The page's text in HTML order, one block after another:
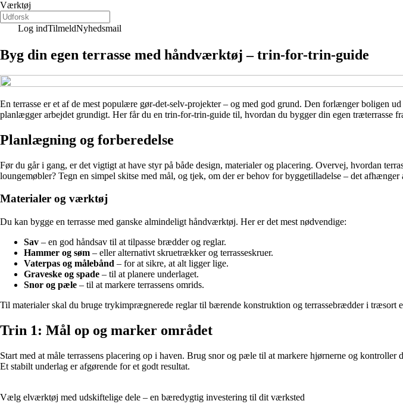
Værktøj
Log indTilmeldNyhedsmail
Byg din egen terrasse med håndværktøj – trin-for-trin-guide
En terrasse er et af de mest populære gør-det-selv-projekter – og med god grund. Den forlænger boligen
planlægger arbejdet grundigt. Her får du en trin-for-trin-guide til, hvordan du bygger din egen træterrasse
Planlægning og forberedelse
Før du går i gang, er det vigtigt at have styr på både design, materialer og placering. Overvej, hvordan
loungemøbler? Tegn en simpel skitse med mål, og tjek, om der er behov for byggetilladelse – det afhænger
Materialer og værktøj
Du kan bygge en terrasse med ganske almindeligt håndværktøj. Her er det mest nødvendige:
Sav – en god håndsav til at tilpasse brædder og reglar.
Hammer og søm – eller alternativt skruetrækker og terrasseskruer.
Vaterpas og målebånd – for at sikre, at alt ligger lige.
Graveske og spade – til at planere underlaget.
Snor og pæle – til at markere terrassens omrids.
Til materialer skal du bruge trykimprægnerede reglar til bærende konstruktion og terrassebrædder i træsort
Trin 1: Mål op og marker området
Start med at måle terrassens placering op i haven. Brug snor og pæle til at markere hjørnerne og
Et stabilt underlag er afgørende for et godt resultat.
Vælg elværktøj med udskiftelige dele – en bæredygtig investering til dit værksted